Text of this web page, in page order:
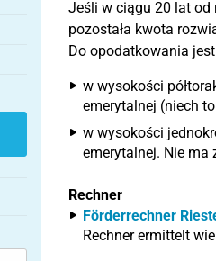
Jeśli w ciągu 20 lat od
pozostała kwota
Do opodatkowania
w wysokości
emerytalnej (niech
w wysokości
emerytalnej. Nie ma
Rechner
Förderrechner
Rechner ermittelt